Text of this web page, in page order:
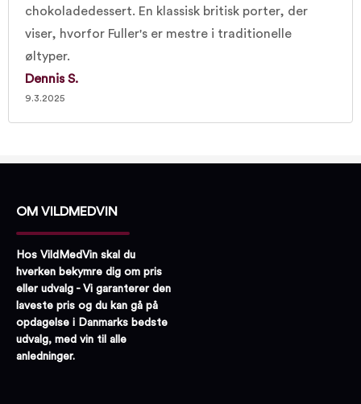
chokoladedessert. En klassisk britisk porter, der
viser, hvorfor Fuller's er mestre i traditionelle
øltyper.
Dennis S.
9.3.2025
OM VILDMEDVIN
Hos VildMedVin skal du
hverken bekymre dig om pris
eller udvalg - Vi garanterer den
laveste pris og du kan gå på
opdagelse i Danmarks bedste
udvalg, med vin til alle
anledninger.